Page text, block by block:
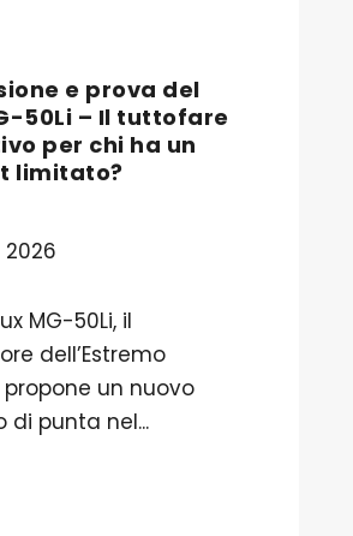
e prova del
50Li – Il tuttofare
per chi ha un
limitato?
MG-50Li, il
dell’Estremo
un nuovo
di punta nel...